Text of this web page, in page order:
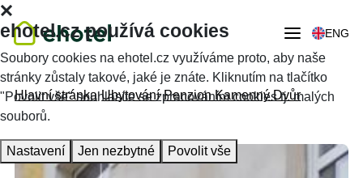
ENG
Hlavní stránka Ubytování Penzion Kamenný Dvůr
ehotel.cz používá cookies
Soubory cookies na ehotel.cz využíváme proto, aby naše
stránky zůstaly takové, jaké je znáte. Kliknutím na tlačítko
"Povolit vše" souhlasíte se zpracováním cookies tj. malých
souborů.
Nastavení Jen nezbytné Povolit vše